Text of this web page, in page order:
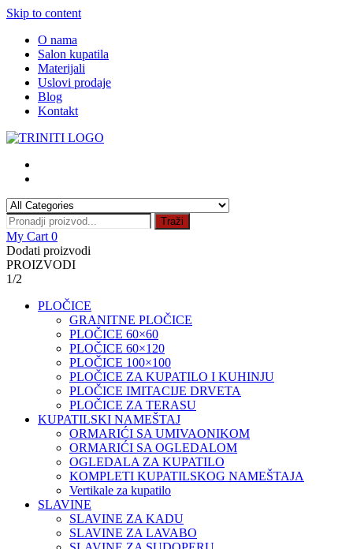
Skip to content
O nama
Salon kupatila
Materijali
Uslovi prodaje
Blog
Kontakt
Traži
My Cart 0
Dodati proizvodi
PROIZVODI
1/2
PLOČICE
GRANITNE PLOČICE
PLOČICE 60×60
PLOČICE 60×120
PLOČICE 100×100
PLOČICE ZA KUPATILO I KUHINJU
PLOČICE IMITACIJE DRVETA
PLOČICE ZA TERASU
KUPATILSKI NAMEŠTAJ
ORMARIĆI SA UMIVAONIKOM
ORMARIĆI SA OGLEDALOM
OGLEDALA ZA KUPATILO
KOMPLETI KUPATILSKOG NAMEŠTAJA
Vertikale za kupatilo
SLAVINE
SLAVINE ZA KADU
SLAVINE ZA LAVABO